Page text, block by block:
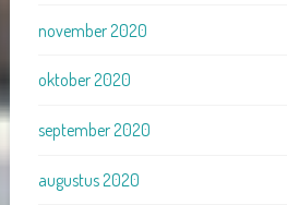
november 2020
oktober 2020
september 2020
augustus 2020